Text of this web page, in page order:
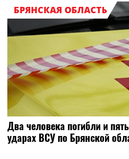
БРЯНСКАЯ ОБЛАСТЬ
Два человека погибли и
ударах ВСУ по Брянской